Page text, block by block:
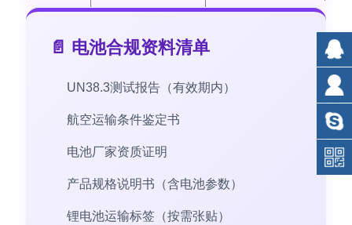
📄 电池合规资料清单
UN38.3测试报告（有效期内）
航空运输条件鉴定书
电池厂家资质证明
产品规格说明书（含电池参数）
锂电池运输标签（按需张贴）